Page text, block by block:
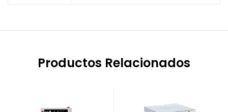
Productos Relacionados